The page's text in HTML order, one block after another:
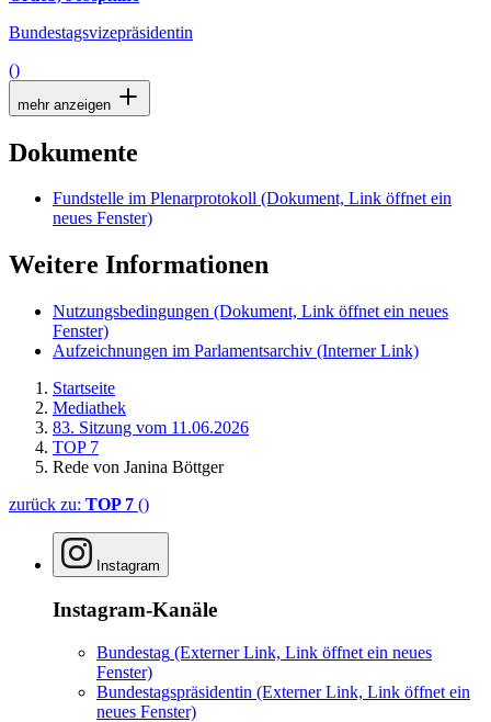
Bundestagsvizepräsidentin
()
mehr anzeigen
Dokumente
Fundstelle im Plenarprotokoll (Dokument, Link öffnet ein
neues Fenster)
Weitere Informationen
Nutzungsbedingungen (Dokument, Link öffnet ein neues
Fenster)
Aufzeichnungen im Parlamentsarchiv (Interner Link)
Startseite
Mediathek
83. Sitzung vom 11.06.2026
TOP 7
Rede von Janina Böttger
zurück zu: TOP 7 ()
Instagram
Instagram-Kanäle
Bundestag (Externer Link, Link öffnet ein neues
Fenster)
Bundestagspräsidentin (Externer Link, Link öffnet ein
neues Fenster)